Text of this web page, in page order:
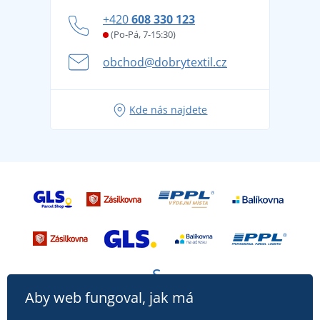
Věrnostní program BONTIS +
Letní dobrodružství začíná balením aneb připravte
se na dovolenou bez starostí
Tipy na svěží outfity pro pohodové léto
+420608 330 123
(Po-Pá, 7-15:30)
obchod@dobrytextil.cz
Kde nás najdete
Aby web fungoval, jak má